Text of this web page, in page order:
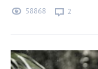
58868 2